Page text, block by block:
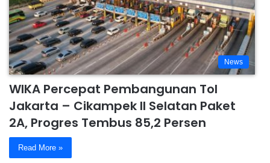
News
WIKA Percepat Pembangunan Tol
Jakarta – Cikampek II Selatan Paket
2A, Progres Tembus 85,2 Persen
Read More »